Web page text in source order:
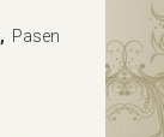
, Pasen